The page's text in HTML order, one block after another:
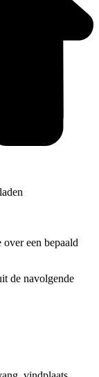
een bepaald
de navolgende